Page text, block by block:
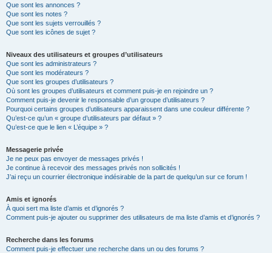
Que sont les annonces ?
Que sont les notes ?
Que sont les sujets verrouillés ?
Que sont les icônes de sujet ?
Niveaux des utilisateurs et groupes d’utilisateurs
Que sont les administrateurs ?
Que sont les modérateurs ?
Que sont les groupes d’utilisateurs ?
Où sont les groupes d’utilisateurs et comment puis-je en rejoindre un ?
Comment puis-je devenir le responsable d’un groupe d’utilisateurs ?
Pourquoi certains groupes d’utilisateurs apparaissent dans une couleur différente ?
Qu’est-ce qu’un « groupe d’utilisateurs par défaut » ?
Qu’est-ce que le lien « L’équipe » ?
Messagerie privée
Je ne peux pas envoyer de messages privés !
Je continue à recevoir des messages privés non sollicités !
J’ai reçu un courrier électronique indésirable de la part de quelqu’un sur ce forum !
Amis et ignorés
À quoi sert ma liste d’amis et d’ignorés ?
Comment puis-je ajouter ou supprimer des utilisateurs de ma liste d’amis et d’ignorés ?
Recherche dans les forums
Comment puis-je effectuer une recherche dans un ou des forums ?